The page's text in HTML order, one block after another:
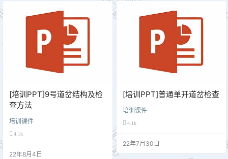
[培训PPT]9号道岔结构及检
查方法
培训课件
4.1k
22年8月4日
[培训PPT]普通单开道岔检查
培训课件
4.1k
22年7月30日